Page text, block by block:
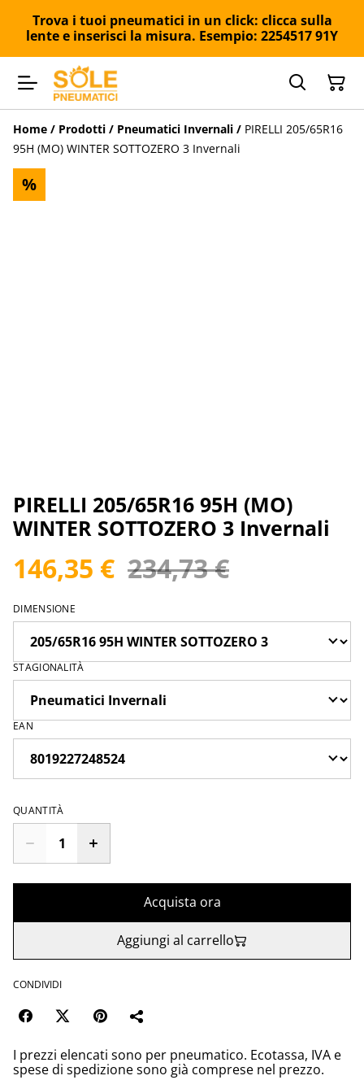
Trova i tuoi pneumatici in un click: clicca sulla
lente e inserisci la misura. Esempio: 2254517 91Y
Home / Prodotti / Pneumatici Invernali / PIRELLI 205/65R16
95H (MO) WINTER SOTTOZERO 3 Invernali
%
PIRELLI 205/65R16 95H (MO)
WINTER SOTTOZERO 3 Invernali
146,35 € 234,73 €
DIMENSIONE
STAGIONALITÀ
EAN
QUANTITÀ
Acquista ora
Aggiungi al carrello
CONDIVIDI
I prezzi elencati sono per pneumatico. Ecotassa, IVA e
spese di spedizione sono già comprese nel prezzo.